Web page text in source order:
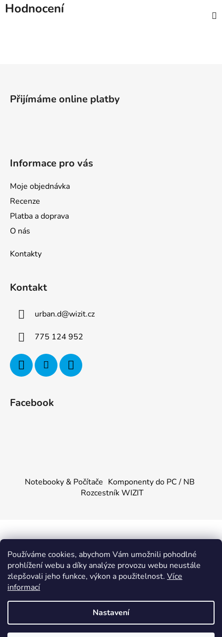
Používáme cookies, abychom Vám umožnili pohodlné
prohlížení webu a díky analýze provozu webu neustále
zlepšovali jeho funkce, výkon a použitelnost. Více
informací
Nastavení
Hodnocení
Přijímáme online platby
Informace pro vás
Moje objednávka
Recenze
Platba a doprava
O nás
Kontakty
Kontakt
urban.d@wizit.cz
775 124 952
Facebook
Notebooky & Počítače Komponenty do PC / NB
Rozcestník WIZIT
Copyright 2026KOMPONENTY.NET / WIZIT.EU
Všechna práva vyhrazena.|Obchodní podmínky|Ochrana
osobních údajů
Provozovatel e-shopu: Dalibor Urban, IČ: 88355144,
DIČ: CZ88355144, se sídlem Adámkova 1448, 53901
Hlinsko.
Fyzická osoba je zapsaná v živnostenském rejstříku